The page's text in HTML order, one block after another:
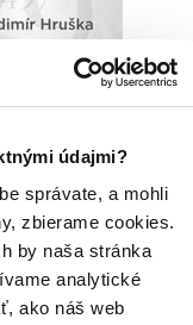
údajmi?
správate, a mohli
zbierame cookies.
by naša stránka
analytické
ako náš web